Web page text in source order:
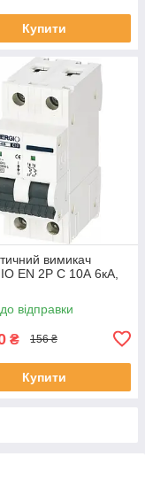
Купити
вимикач
EN 2P C 10А 6кА,
відправки
₴ 156 ₴
Купити